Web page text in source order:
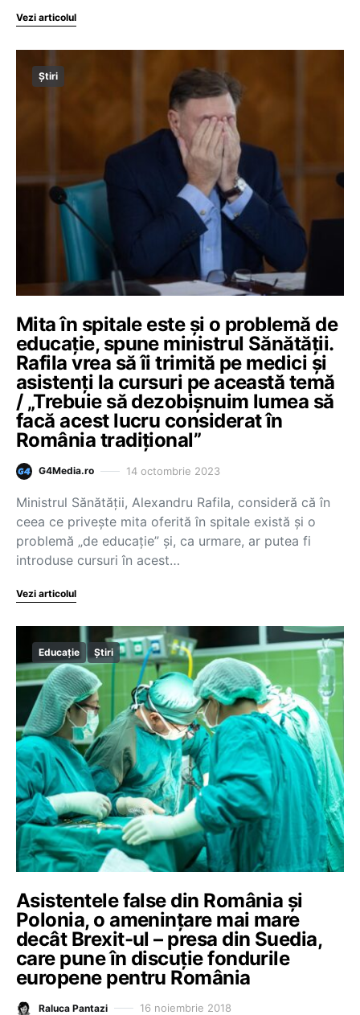
Vezi articolul
Știri
Mita în spitale este şi o problemă de
educaţie, spune ministrul Sănătății.
Rafila vrea să îi trimită pe medici și
asistenți la cursuri pe această temă
/ „Trebuie să dezobişnuim lumea să
facă acest lucru considerat în
România tradiţional”
G4Media.ro 14 octombrie 2023
Ministrul Sănătăţii, Alexandru Rafila, consideră că în
ceea ce priveşte mita oferită în spitale există şi o
problemă „de educaţie” şi, ca urmare, ar putea fi
introduse cursuri în acest…
Vezi articolul
Educație Știri
Asistentele false din România și
Polonia, o amenințare mai mare
decât Brexit-ul – presa din Suedia,
care pune în discuție fondurile
europene pentru România
Raluca Pantazi 16 noiembrie 2018